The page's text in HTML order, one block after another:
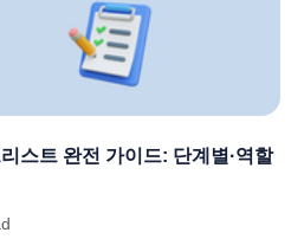
스트 완전 가이드: 단계별·역할